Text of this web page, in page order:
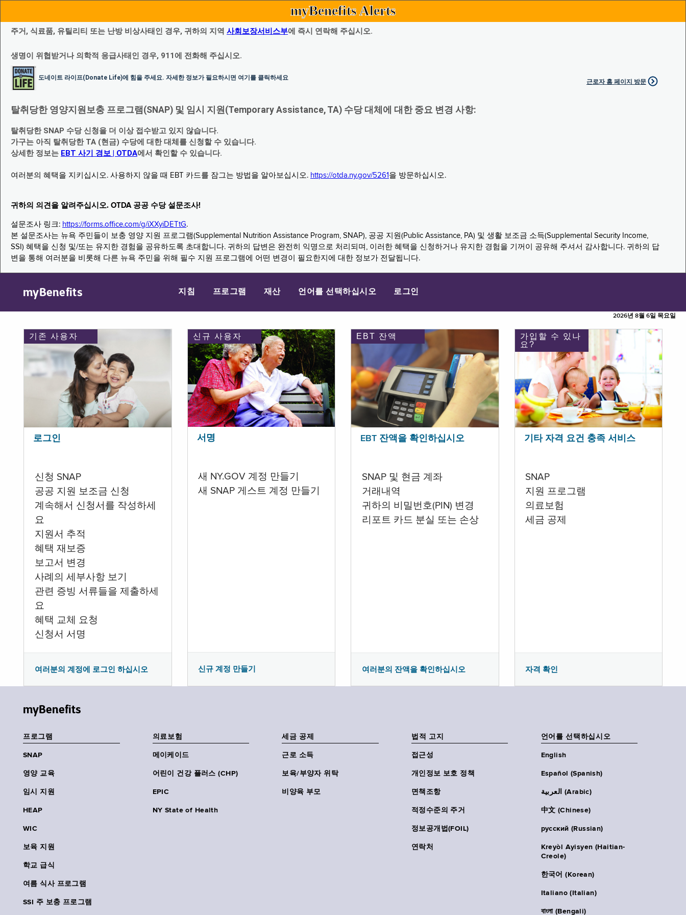
myBenefits Alerts
주거, 식료품, 유틸리티 또는 난방 비상사태인 경우, 귀하의 지역 사회보장서비스부에 즉시 연락해 주십시오.
생명이 위협받거나 의학적 응급사태인 경우, 911에 전화해 주십시오.
도네이트 라이프(Donate Life)에 힘을 주세요. 자세한 정보가 필요하시면 여기를 클릭하세요
근로자 홈 페이지 방문
탈취당한 영양지원보충 프로그램(SNAP) 및 임시 지원(Temporary Assistance, TA) 수당 대체에 대한 중요 변경 사항:
탈취당한 SNAP 수당 신청을 더 이상 접수받고 있지 않습니다.
가구는 아직 탈취당한 TA (현금) 수당에 대한 대체를 신청할 수 있습니다.
상세한 정보는 EBT 사기 경보 | OTDA에서 확인할 수 있습니다.
여러분의 혜택을 지키십시오. 사용하지 않을 때 EBT 카드를 잠그는 방법을 알아보십시오. https://otda.ny.gov/5261 을 방문하십시오.
귀하의 의견을 알려주십시오. OTDA 공공 수당 설문조사!
설문조사 링크: https://forms.office.com/g/iXXyiDETtG.
본 설문조사는 뉴욕 주민들이 보충 영양 지원 프로그램(Supplemental Nutrition Assistance Program, SNAP), 공공 지원(Public Assistance, PA) 및 생활 보조금 소득(Supplemental Security Income,
SSI) 혜택을 신청 및/또는 유지한 경험을 공유하도록 초대합니다. 귀하의 답변은 완전히 익명으로 처리되며, 이러한 혜택을 신청하거나 유지한 경험을 기꺼이 공유해 주셔서 감사합니다. 귀하의 답
변을 통해 여러분을 비롯해 다른 뉴욕 주민을 위해 필수 지원 프로그램에 어떤 변경이 필요한지에 대한 정보가 전달됩니다.
myBenefits 지침 프로그램 재산 언어를 선택하십시오 로그인
2026년 8월 6일 목요일
기존 사용자
로그인
신청 SNAP
공공 지원 보조금 신청
계속해서 신청서를 작성하세
요
지원서 추적
혜택 재보증
보고서 변경
사례의 세부사항 보기
관련 증빙 서류들을 제출하세
요
혜택 교체 요청
신청서 서명
여러분의 계정에 로그인 하십시오
신규 사용자
서명
새 NY.GOV 계정 만들기
새 SNAP 게스트 계정 만들기
신규 계정 만들기
EBT 잔액
EBT 잔액을 확인하십시오
SNAP 및 현금 계좌
거래내역
귀하의 비밀번호(PIN) 변경
리포트 카드 분실 또는 손상
여러분의 잔액을 확인하십시오
가입할 수 있나
요?
기타 자격 요건 충족 서비스
SNAP
지원 프로그램
의료보험
세금 공제
자격 확인
myBenefits
프로그램
SNAP
영양 교육
임시 지원
HEAP
WIC
보육 지원
학교 급식
여름 식사 프로그램
SSI 주 보충 프로그램
의료보험
메이케이드
어린이 건강 플러스 (CHP)
EPIC
NY State of Health
세금 공제
근로 소득
보육/부양자 위탁
비양육 부모
법적 고지
접근성
개인정보 보호 정책
면책조항
적정수준의 주거
정보공개법(FOIL)
연락처
언어를 선택하십시오
English
Español (Spanish)
العربية (Arabic)
中文 (Chinese)
русский (Russian)
Kreyòl Ayisyen (Haitian-
Creole)
한국어 (Korean)
Italiano (Italian)
বাংলা (Bengali)